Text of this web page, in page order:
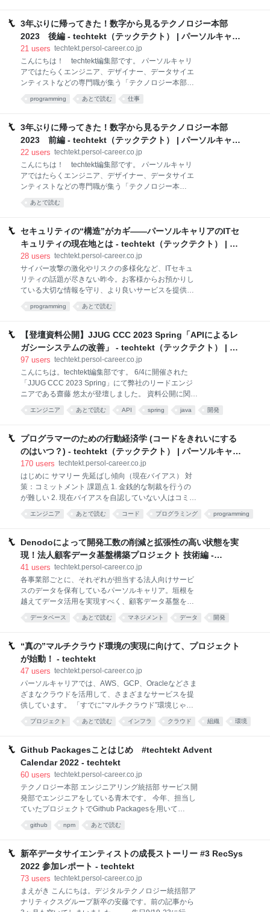
バー2名に
役割はこれまで以上に広がり、また事業の中でも重要
なポジションを占めていくこととなります。 そうした
中、テクノロジー本部はどのような戦略を描き、どの
か。そして上妻がテクノロジー本部で大切にしたい共
通の価値観、カルチャーとは―― テクノロジー本部設
立以来3年半を振り返って 組織のフォーメーションを
整え実行力を高める、次のフェーズへ 一つひとつの置
振り返っ
3年ぶりに帰ってきた！数字から見るテクノロジー本部
2023 後編 - techtekt（テックテクト） | パーソルキャリ
アのエンジニアブログ
21 users techtekt.persol-career.co.jp
こんにちは！ techtekt編集部です。 パーソルキャリ
アではたらくエンジニア、デザイナー、データサイエ
ンティストなどの専門職が集う「テクノロジー本部」
のリアルな実態を伝えるアンケート調査記事、後編で
す。 前編に続き、後編はメンバーのはたらく環境やパ
いてみましたよ。 テクノロジー本部メンバーのはたら
く一日―― パーソルキャリアで“はたらく”を生々しく
紹介 その2 テクノロジー本部メンバーのはたらく一日
め、合計しても必ずしも100とはなりません。 まず
は、始業時間から聞いてみました。フルリモート制度
が導入されてから、社内ではチラホラ朝型に切り替え
た、なんていう声も聞こえてきましたが、9時前から
め
programming あとで読む 仕事
3年ぶりに帰ってきた！数字から見るテクノロジー本部
2023 前編 - techtekt（テックテクト） | パーソルキャリ
アのエンジニアブログ
22 users techtekt.persol-career.co.jp
こんにちは！ techtekt編集部です。 パーソルキャリ
アではたらくエンジニア、デザイナー、データサイエ
ンティストなどの専門職が集う「テクノロジー本
部」。これまでも数多くのインタビューやレポートを
通じて、さまざまな側面をお伝えしてきました。 中で
字から見る！テクノロジー本部ってどんなところ？」
は、当時の社員の生の声を反映した記事になってお
り、多くの皆さまにご覧いただきました。 あれから3
ました。そこで今回は3年ぶりにテクノロジー本部社
員にアンケート調査を実施。ぶっちゃけ回答も含め
て、リアルな“はたらく”を聞いてみました！ 調査期
間：2023/5/8～2023/5/19 調査対象：テクノロジー本
あとで読む
セキュリティの“構造”がカギ――パーソルキャリアのITセ
キュリティの現在地とは - techtekt（テックテクト） | パ
ーソルキャリアのエンジニアブログ
28 users techtekt.persol-career.co.jp
サイバー攻撃の激化やリスクの多様化など、ITセキュ
リティの話題が尽きない昨今。お客様からお預かりし
ている大切な情報を守り、より良いサービスを提供し
ていくために、セキュリティ対策を日々柔軟に変化さ
せていくことの必要性が高まっています。 そうした
グループを新設 。セキュリティを中心としたアーキテ
クチャや戦略の策定、サイバーセキュリティ施策のさ
らなる推進に向け、新体制でのスタートを切りまし
ドする役割を担うマネジャーの鈴木とシニアコンサル
タントの櫻井へのインタビューです。実はこの2名、
パーソルキャリアに入社してまだ半年。外からの視点
も併せながら、“パーソルキャリアのITセキュリティの
な経験と互いの強
programming あとで読む
【登壇資料公開】JJUG CCC 2023 Spring「APIによるレ
ガシーシステムの改善」 - techtekt（テックテクト） | パ
ーソルキャリアのエンジニアブログ
97 users techtekt.persol-career.co.jp
こんにちは。techtekt編集部です。 6/4に開催された
「JJUG CCC 2023 Spring」にて弊社のリードエンジ
ニアである齋藤 悠太が登壇しました。 資料公開に関す
る声を多く頂戴し、当日の資料を公開します。 ぜひご
覧ください！ APIによるレガシーシステムの改善 それ
Saito システムアーキテクト部 dodaアーキテクトグル
ープ リードエンジニア SIerや事業会社業務での開発を
経験し、2020年9月にパーソルキャリアに入社。現在
Java、Spring、AWS。 ※2023年6月登壇時点の情報で
す。
エンジニア あとで読む API spring java 開発
プログラマーのための行動経済学 (コードをきれいにする
のはいつ？) - techtekt（テックテクト） | パーソルキャリ
アのエンジニアブログ
170 users techtekt.persol-career.co.jp
はじめに サマリー 先延ばし傾向（現在バイアス） 対
策：コミットメント 課題点 1. 金銭的な制裁を行うの
が難しい 2. 現在バイアスを自認していない人はコミッ
トメント・デバイスを使わない 3. コミットメント・デ
バイス設計の問題 組織内の先延ばしを防ぐには まとめ
を継続しています。 はじめに こんにちは。パーソルキ
ャリア株式会社でデータアナリストとして働いている
三浦です。 8 か月前ぐらいに、将来の自分のためにも
きました。 プログラマーのための行動経済学 (自信過
剰とリーダブルコード) コードをきれいにする、新し
い技術を学ぶ。 将来のために必要だと分かっていて
も、面倒でつい先延ばしにしてしまいませんか。 この
エンジニア あとで読む コード プログラミング programming
Denodoによって開発工数の削減と拡張性の高い状態を実
現！法人顧客データ基盤構築プロジェクト 技術編 -
techtekt（テックテクト） | パーソルキャリアのエンジニ
アブログ
41 users techtekt.persol-career.co.jp
各事業部ごとに、それぞれが担当する法人向けサービ
スのデータを保有しているパーソルキャリア。垣根を
越えてデータ活用を実現すべく、顧客データ基盤を構
築したプロジェクトがスタートし、前回は取り組みの
全体概要について詳しく話を聞きました。 本プロジェ
採用してこれまでのデータ統合における課題を解決
し、開発工数の削減や拡張性の向上を実現したのだと
いいます。 パーソルキャリアでは初となる
あったのでしょうか。データとテクノロジーを司るデ
ジタルテクノロジー統括部のエンジニアである寺本、
井上、渡邉に話を聞きました。 ETL処理やトラブル時
の調査にかかる時間・コストの削減を目指し、
ETL処理やトラブル時
データベース あとで読む マネジメント データ 開発
“真の”マルチクラウド環境の実現に向けて、プロジェクト
が始動！ - techtekt
47 users techtekt.persol-career.co.jp
パーソルキャリアでは、AWS、GCP、Oracleなどさま
ざまなクラウドを活用して、さまざまなサービスを提
供しています。 「すでに“マルチクラウド”環境じゃな
いの？」と思われた方もいらっしゃるかと思います
が、AWSやOracleを除くサービスについてはインター
にさまざまな課題に直面しています。 そこで今回、エ
ンジニアがより開発しやすく・サービスの成長に合わ
せて最適な環境を選びやすい状態を作るべく、新たな
利用し、データセンターと主要クラウド間および各ク
ラウド間の接続を行いました。 どのようなプロセスを
経て構築が進められたのか、プロジェクトをけん引し
たデジタルテクノロジー統括部（以下、DT部）エンジ
プロジェクト あとで読む インフラ クラウド 組織 環境
Github Packagesことはじめ #techtekt Advent
Calendar 2022 - techtekt
60 users techtekt.persol-career.co.jp
テクノロジー本部 エンジニアリング統括部 サービス開
発部でエンジニアをしている青木です。 今年、担当し
ていたプロジェクトでGithub Packagesを用いて
private packageを作成した話を紹介します。 こんな人
に見てほしい 複数プロジェクト間でUIのリソースを共
ある npm packageを作る上での選択肢を知りたい 背
景 当時担当していたプロジェクトでは、以下のような
状況でした。 サブプロジェクトA,Bの間でリソースを
サブプロジェクトA,Bに関しては同じ技術スタック
(Node.js+React+Next.js+TypeScript)であるため、リソ
github npm あとで読む
新卒データサイエンティストの成長ストーリー #3 RecSys
2022 参加レポート - techtekt
73 users techtekt.persol-career.co.jp
まえがき こんにちは。デジタルテクノロジー統括部ア
ナリティクスグループ新卒の安藤です。前の記事から